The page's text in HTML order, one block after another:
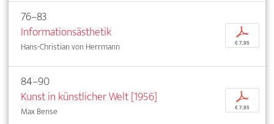
76–83
Informationsästhetik
Hans-Christian von Herrmann
p
€ 7,95
84–90
Kunst in künstlicher Welt [1956]
Max Bense
p
€ 7,95